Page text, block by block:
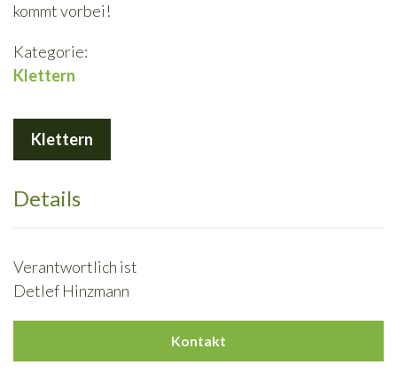
kommt vorbei!
Kategorie:
Klettern
Klettern
Details
Verantwortlich ist
Detlef Hinzmann
Kontakt